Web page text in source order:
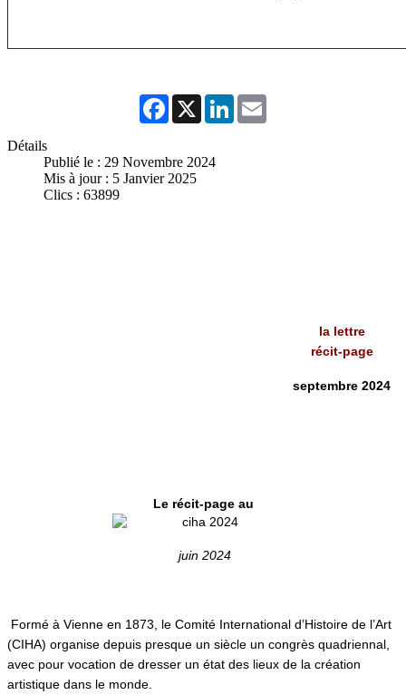
Facebook
X LinkedIn
Détails
Publié le : 29 Novembre 2024
Mis à jour : 5 Janvier 2025
Clics : 63899
la lettre
récit-page
septembre 2024
Le récit-page au
juin 2024
Formé à Vienne en 1873, le Comité International d’Histoire de l’Art
(CIHA) organise depuis presque un siècle un congrès quadriennal,
avec pour vocation de dresser un état des lieux de la création
artistique dans le monde.